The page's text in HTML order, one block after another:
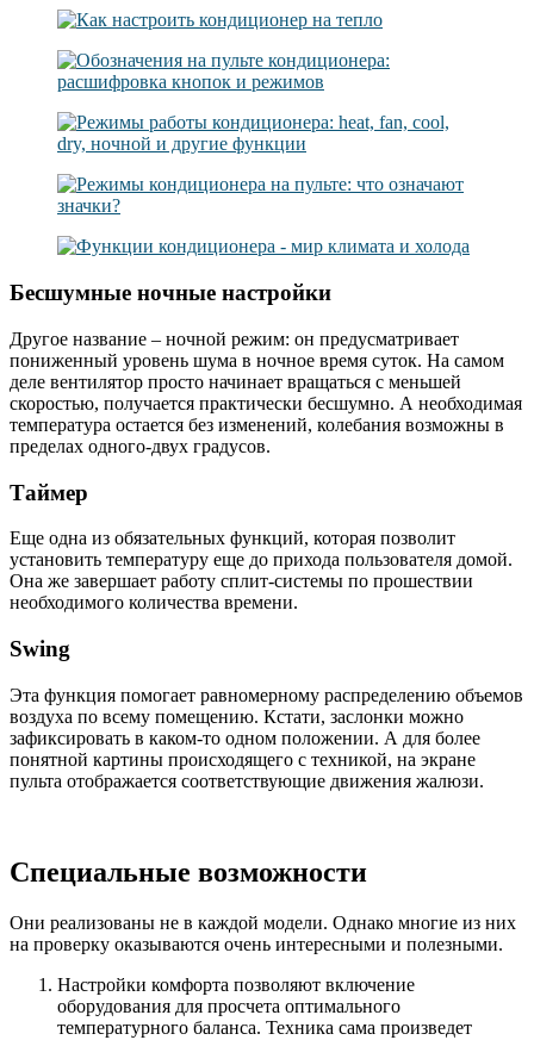
Бесшумные ночные настройки
Другое название – ночной режим: он предусматривает
пониженный уровень шума в ночное время суток. На самом
деле вентилятор просто начинает вращаться с меньшей
скоростью, получается практически бесшумно. А необходимая
температура остается без изменений, колебания возможны в
пределах одного-двух градусов.
Таймер
Еще одна из обязательных функций, которая позволит
установить температуру еще до прихода пользователя домой.
Она же завершает работу сплит-системы по прошествии
необходимого количества времени.
Swing
Эта функция помогает равномерному распределению объемов
воздуха по всему помещению. Кстати, заслонки можно
зафиксировать в каком-то одном положении. А для более
понятной картины происходящего с техникой, на экране
пульта отображается соответствующие движения жалюзи.
Специальные возможности
Они реализованы не в каждой модели. Однако многие из них
на проверку оказываются очень интересными и полезными.
Настройки комфорта позволяют включение
оборудования для просчета оптимального
температурного баланса. Техника сама произведет